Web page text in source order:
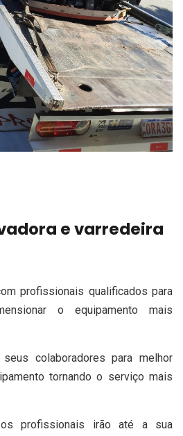
e varredeira
profissionais qualificados para
o equipamento mais
colaboradores para melhor
tornando o serviço mais
profissionais irão até a sua